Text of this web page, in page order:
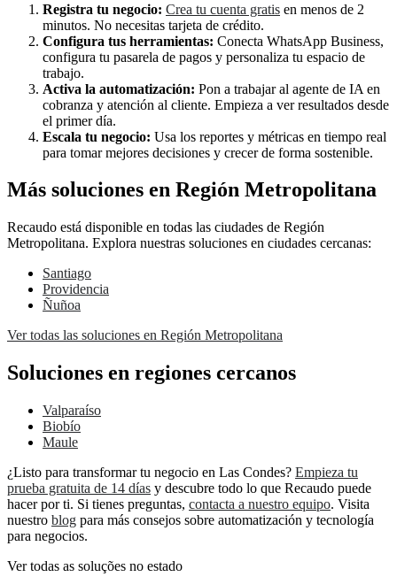
Registra tu negocio: Crea tu cuenta gratis en menos de 2
minutos. No necesitas tarjeta de crédito.
Configura tus herramientas: Conecta WhatsApp Business,
configura tu pasarela de pagos y personaliza tu espacio de
trabajo.
Activa la automatización: Pon a trabajar al agente de IA en
cobranza y atención al cliente. Empieza a ver resultados desde
el primer día.
Escala tu negocio: Usa los reportes y métricas en tiempo real
para tomar mejores decisiones y crecer de forma sostenible.
Más soluciones en Región Metropolitana
Recaudo está disponible en todas las ciudades de Región
Metropolitana. Explora nuestras soluciones en ciudades cercanas:
Santiago
Providencia
Ñuñoa
Ver todas las soluciones en Región Metropolitana
Soluciones en regiones cercanos
Valparaíso
Biobío
Maule
¿Listo para transformar tu negocio en Las Condes? Empieza tu
prueba gratuita de 14 días y descubre todo lo que Recaudo puede
hacer por ti. Si tienes preguntas, contacta a nuestro equipo. Visita
nuestro blog para más consejos sobre automatización y tecnología
para negocios.
Ver todas as soluções no estado